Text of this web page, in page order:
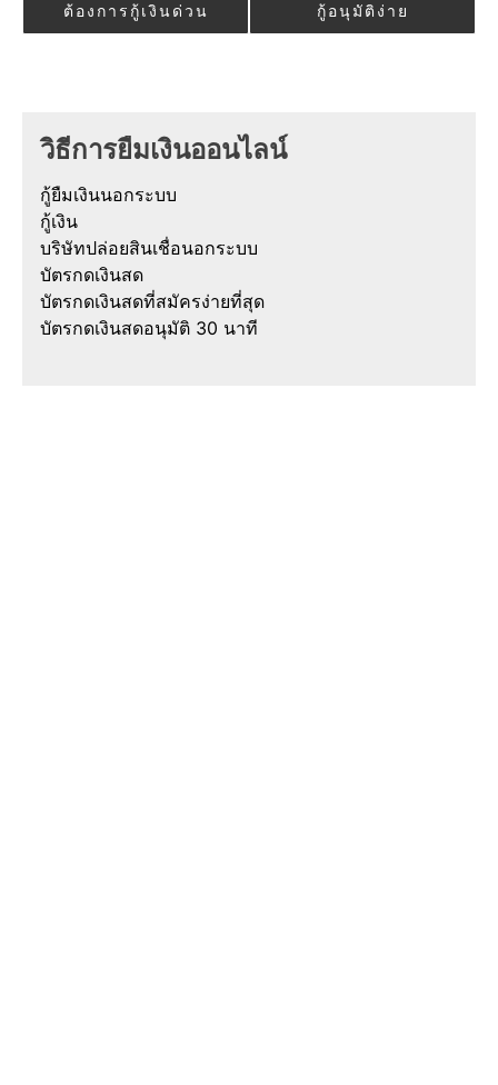
ต้องการกู้เงินด่วน
กู้อนุมัติง่าย
วิธีการยืมเงินออนไลน์
กู้ยืมเงินนอกระบบ
กู้เงิน
บริษัทปล่อยสินเชื่อนอกระบบ
บัตรกดเงินสด
บัตรกดเงินสดที่สมัครง่ายที่สุด
บัตรกดเงินสดอนุมัติ 30 นาที